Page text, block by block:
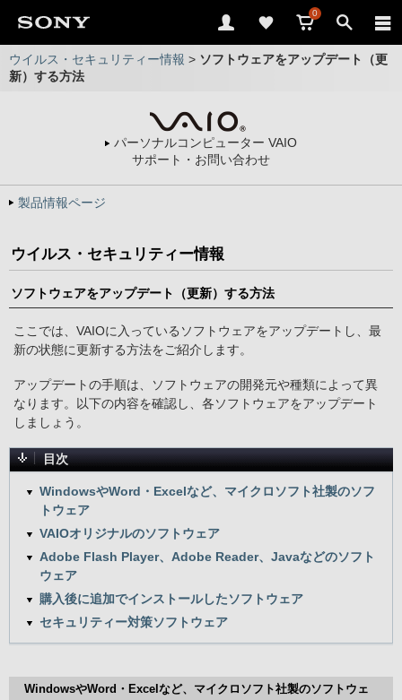
0
ウイルス・セキュリティー情報 > ソフトウェアをアップデート（更
新）する方法
パーソナルコンピューター VAIO
サポート・お問い合わせ
製品情報ページ
ウイルス・セキュリティー情報
ソフトウェアをアップデート（更新）する方法
ここでは、VAIOに入っているソフトウェアをアップデートし、最
新の状態に更新する方法をご紹介します。
アップデートの手順は、ソフトウェアの開発元や種類によって異
なります。以下の内容を確認し、各ソフトウェアをアップデート
しましょう。
目次
WindowsやWord・Excelなど、マイクロソフト社製のソフ
トウェア
VAIOオリジナルのソフトウェア
Adobe Flash Player、Adobe Reader、Javaなどのソフト
ウェア
購入後に追加でインストールしたソフトウェア
セキュリティー対策ソフトウェア
WindowsやWord・Excelなど、マイクロソフト社製のソフトウェ